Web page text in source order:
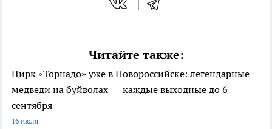
Читайте также:
Цирк «Торнадо» уже в Новороссийске: легендарные
медведи на буйволах — каждые выходные до 6
сентября
16 июля